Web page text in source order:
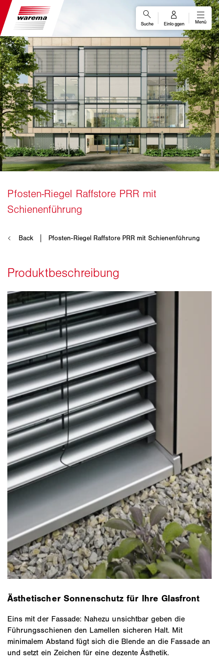
Ästhetischer Sonnenschutz für Ihre Glasfront
Eins mit der Fassade: Nahezu unsichtbar geben die
Führungsschienen den Lamellen sicheren Halt. Mit
minimalem Abstand fügt sich die Blende an die Fassade an
und setzt ein Zeichen für eine dezente Ästhetik.